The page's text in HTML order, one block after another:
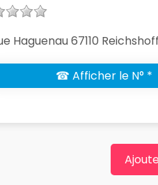
Haguenau 67110
☎ Afficher le N° *